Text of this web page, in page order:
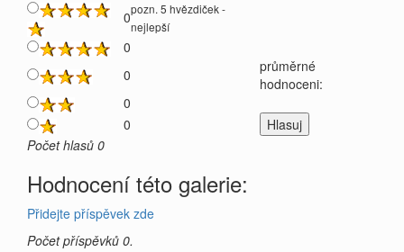
0pozn. 5 hvězdiček -
nejlepší
0
0
průměrné
hodnoceni:
0
0
Počet hlasů 0
Hodnocení této galerie:
Přidejte příspěvek zde
Počet příspěvků 0.